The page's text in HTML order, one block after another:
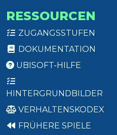
RESSOURCEN
ZUGANGSSTUFEN
DOKUMENTATION
UBISOFT-HILFE
HINTERGRUNDBILDER
VERHALTENSKODEX
FRÜHERE SPIELE